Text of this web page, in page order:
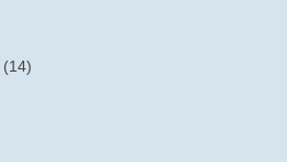
(14)